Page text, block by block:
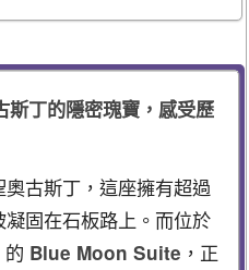
丁的隱密瑰寶，感受歷
古斯丁，這座擁有超過
固在石板路上。而位於
Blue Moon Suite ，正